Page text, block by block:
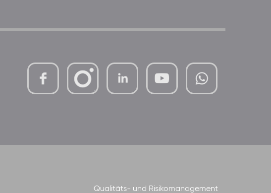
mutterhaus-xMBTtqOwC1KKBww
Qualitäts- und Risikomanagement